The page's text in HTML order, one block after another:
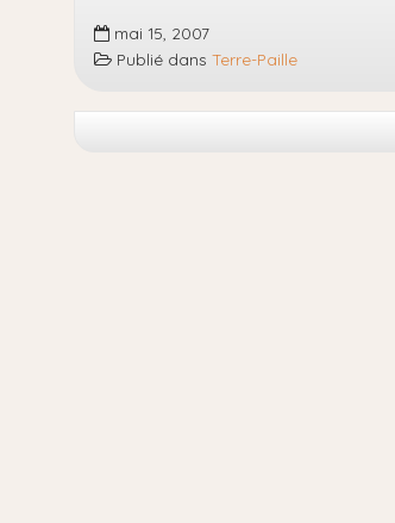
mai 15, 2007
Publié dans Terre-Paille